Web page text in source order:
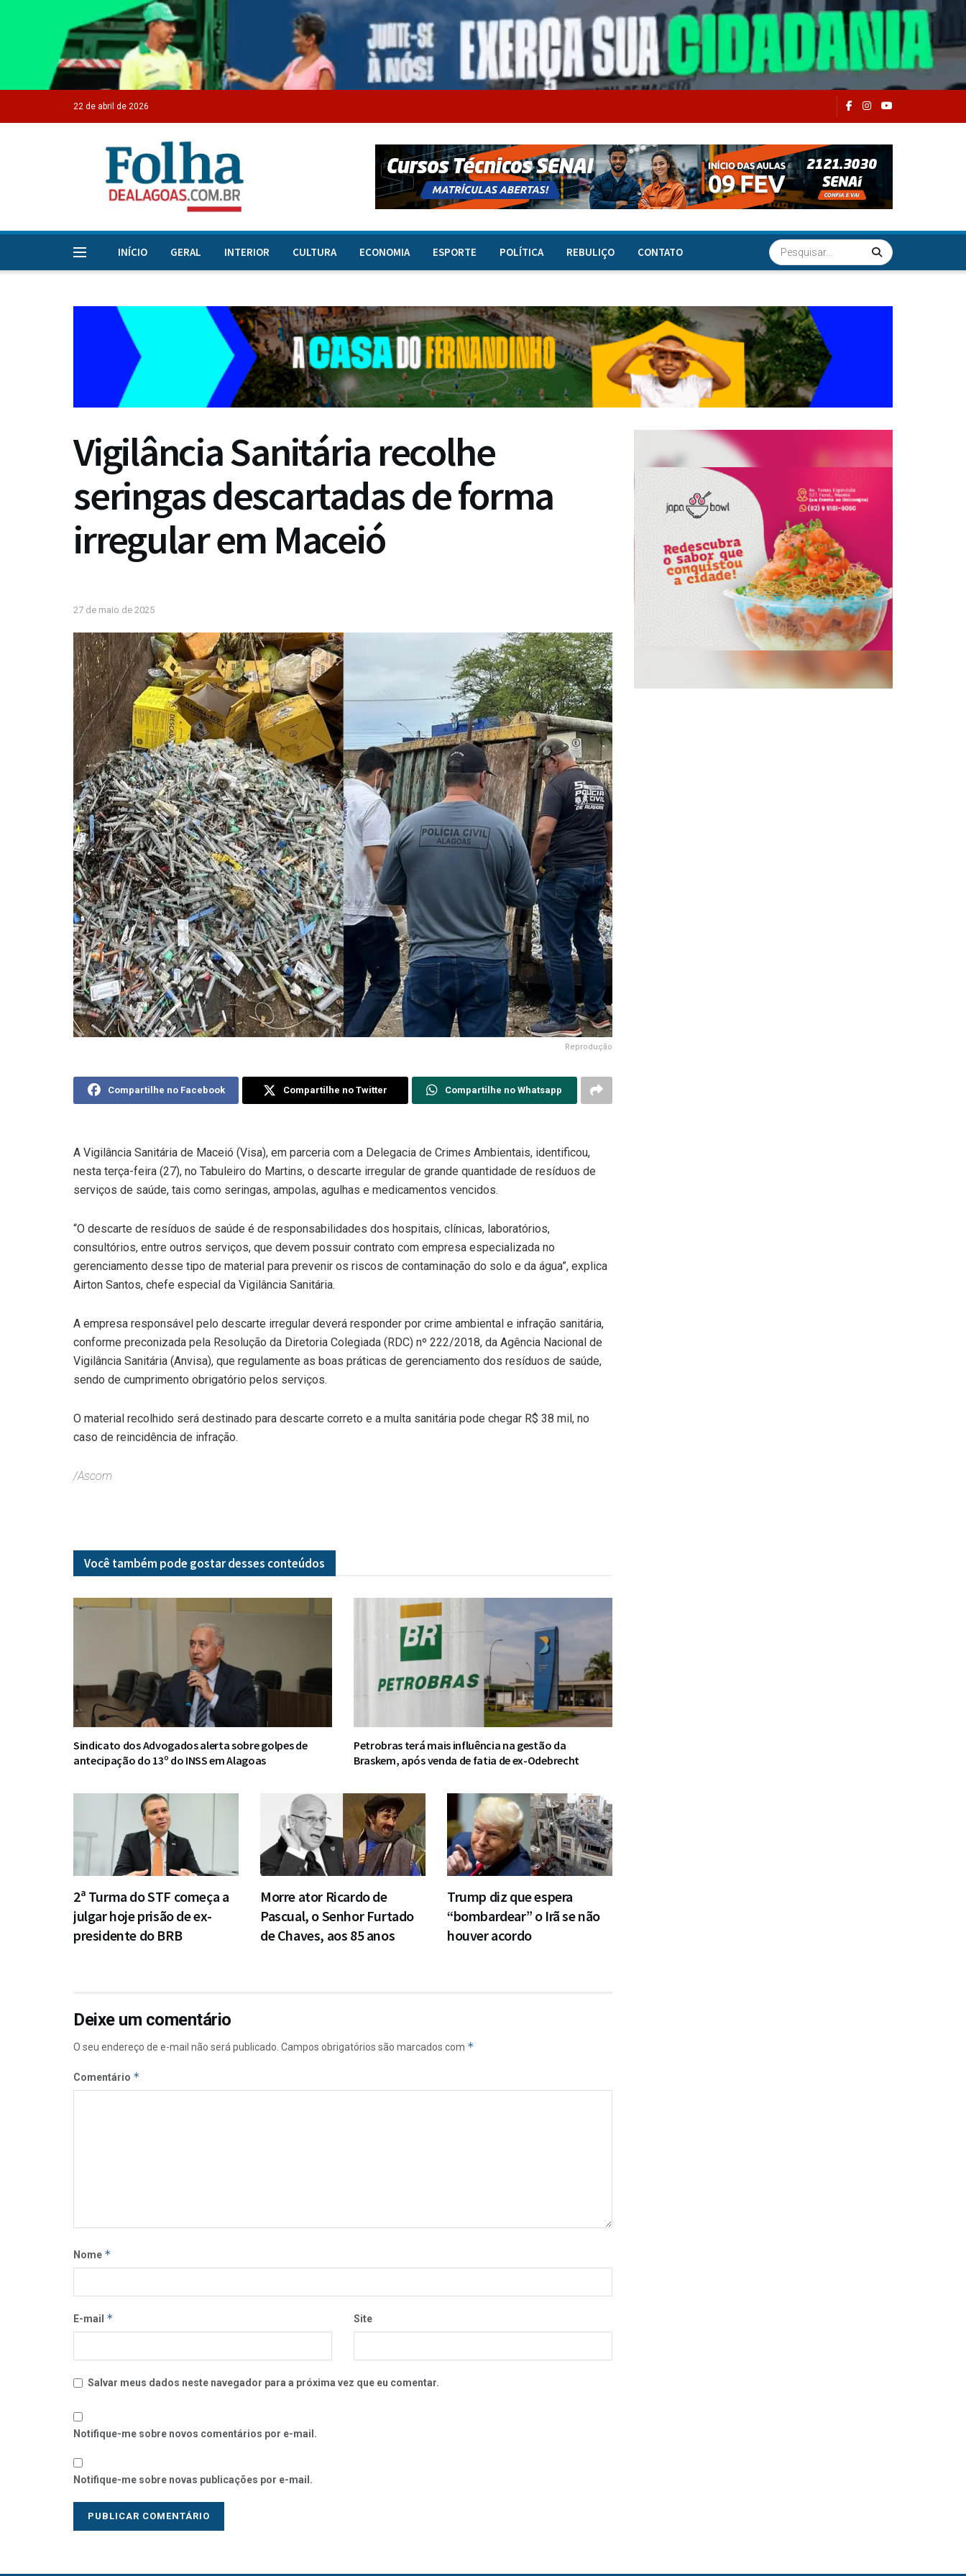
22 de abril de 2026
INÍCIO GERAL INTERIOR CULTURA ECONOMIA ESPORTE POLÍTICA REBULIÇO CONTATO
Vigilância Sanitária recolhe
seringas descartadas de forma
irregular em Maceió
27 de maio de 2025
Reprodução
Compartilhe no Facebook Compartilhe no Twitter Compartilhe no Whatsapp
A Vigilância Sanitária de Maceió (Visa), em parceria com a Delegacia de Crimes Ambientais, identificou,
nesta terça-feira (27), no Tabuleiro do Martins, o descarte irregular de grande quantidade de resíduos de
serviços de saúde, tais como seringas, ampolas, agulhas e medicamentos vencidos.
“O descarte de resíduos de saúde é de responsabilidades dos hospitais, clínicas, laboratórios,
consultórios, entre outros serviços, que devem possuir contrato com empresa especializada no
gerenciamento desse tipo de material para prevenir os riscos de contaminação do solo e da água”, explica
Airton Santos, chefe especial da Vigilância Sanitária.
A empresa responsável pelo descarte irregular deverá responder por crime ambiental e infração sanitária,
conforme preconizada pela Resolução da Diretoria Colegiada (RDC) nº 222/2018, da Agência Nacional de
Vigilância Sanitária (Anvisa), que regulamente as boas práticas de gerenciamento dos resíduos de saúde,
sendo de cumprimento obrigatório pelos serviços.
O material recolhido será destinado para descarte correto e a multa sanitária pode chegar R$ 38 mil, no
caso de reincidência de infração.
/Ascom
Você também pode gostar desses conteúdos
Sindicato dos Advogados alerta sobre golpes de
antecipação do 13º do INSS em Alagoas
Petrobras terá mais influência na gestão da
Braskem, após venda de fatia de ex-Odebrecht
2ª Turma do STF começa a
julgar hoje prisão de ex-
presidente do BRB
Morre ator Ricardo de
Pascual, o Senhor Furtado
de Chaves, aos 85 anos
Trump diz que espera
“bombardear” o Irã se não
houver acordo
Deixe um comentário
O seu endereço de e-mail não será publicado. Campos obrigatórios são marcados com *
Comentário *
Nome *
E-mail * Site
Salvar meus dados neste navegador para a próxima vez que eu comentar.
Notifique-me sobre novos comentários por e-mail.
Notifique-me sobre novas publicações por e-mail.